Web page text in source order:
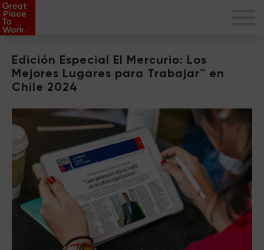
Edición Especial El Mercurio: Los
Mejores Lugares para Trabajar™ en
Chile 2024